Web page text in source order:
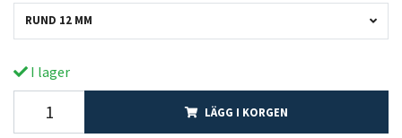
RUND 12 MM
I lager
LÄGG I KORGEN